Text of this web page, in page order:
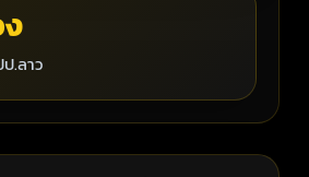
.ลาว